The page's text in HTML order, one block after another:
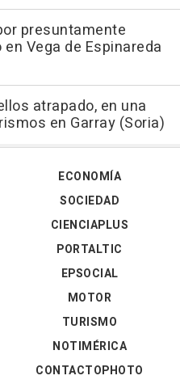
presuntamente
Vega de Espinareda
atrapado, en una
en Garray (Soria)
ECONOMÍA
SOCIEDAD
CIENCIAPLUS
PORTALTIC
EPSOCIAL
MOTOR
TURISMO
NOTIMÉRICA
CONTACTOPHOTO